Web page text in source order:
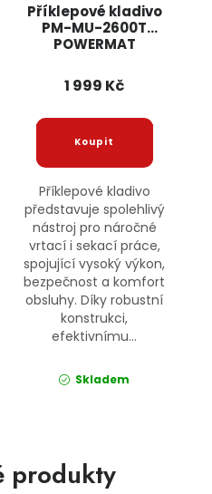
Příklepové kladivo
PM-MU-2600T
POWERMAT
1 999 Kč
Příklepové kladivo
představuje spolehlivý
nástroj pro náročné
vrtací i sekací práce,
spojující vysoký výkon,
bezpečnost a komfort
obsluhy. Díky robustní
konstrukci,
efektivnímu...
Skladem
produkty